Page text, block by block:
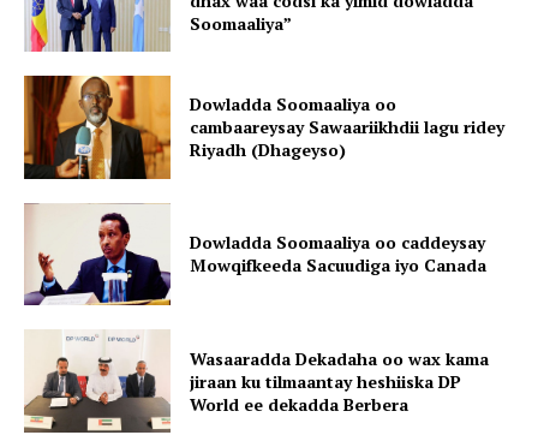
Soomaaliya”
Dowladda Soomaaliya oo
cambaareysay Sawaariikhdii lagu ridey
Riyadh (Dhageyso)
Dowladda Soomaaliya oo caddeysay
Mowqifkeeda Sacuudiga iyo Canada
Wasaaradda Dekadaha oo wax kama
jiraan ku tilmaantay heshiiska DP
World ee dekadda Berbera